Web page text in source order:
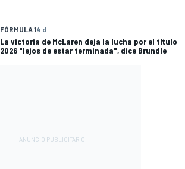
FÓRMULA 14 d
La victoria de McLaren deja la lucha por el título
2026 "lejos de estar terminada", dice Brundle